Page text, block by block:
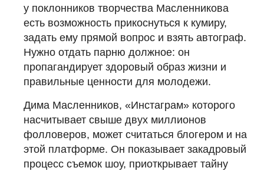
у поклонников творчества Масленникова
есть возможность прикоснуться к кумиру,
задать ему прямой вопрос и взять автограф.
Нужно отдать парню должное: он
пропагандирует здоровый образ жизни и
правильные ценности для молодежи.
Дима Масленников, «Инстаграм» которого
насчитывает свыше двух миллионов
фолловеров, может считаться блогером и на
этой платформе. Он показывает закадровый
процесс съемок шоу, приоткрывает тайну